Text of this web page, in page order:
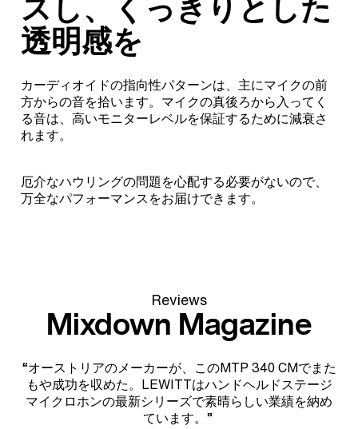
透明感を
カーディオイドの指向性パターンは、主にマイクの前
方からの音を拾います。マイクの真後ろから入ってく
る音は、高いモニターレベルを保証するために減衰さ
れます。
厄介なハウリングの問題を心配する必要がないので、
万全なパフォーマンスをお届けできます。
Reviews
Mixdown Magazine
“オーストリアのメーカーが、このMTP 340 CMでまた
もや成功を収めた。LEWITTはハンドヘルドステージ
マイクロホンの最新シリーズで素晴らしい業績を納め
ています。”